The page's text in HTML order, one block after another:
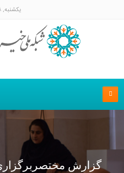
یکشنبه, ۱۸ مرداد ۱۴۰۵
گزارش